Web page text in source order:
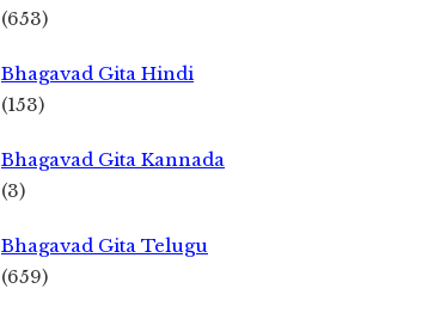
(653)
Bhagavad Gita Hindi
(153)
Bhagavad Gita Kannada
(3)
Bhagavad Gita Telugu
(659)